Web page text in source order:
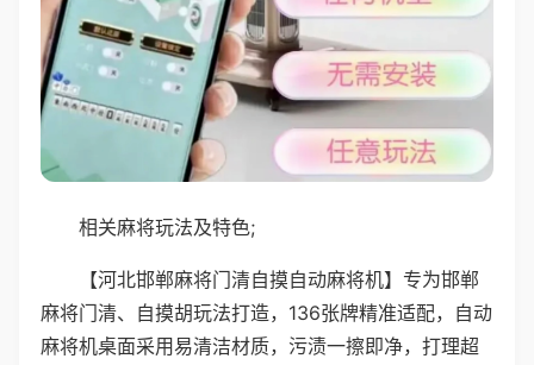
相关麻将玩法及特色;
【河北邯郸麻将门清自摸自动麻将机】专为邯郸
麻将门清、自摸胡玩法打造，136张牌精准适配，自动
麻将机桌面采用易清洁材质，污渍一擦即净，打理超